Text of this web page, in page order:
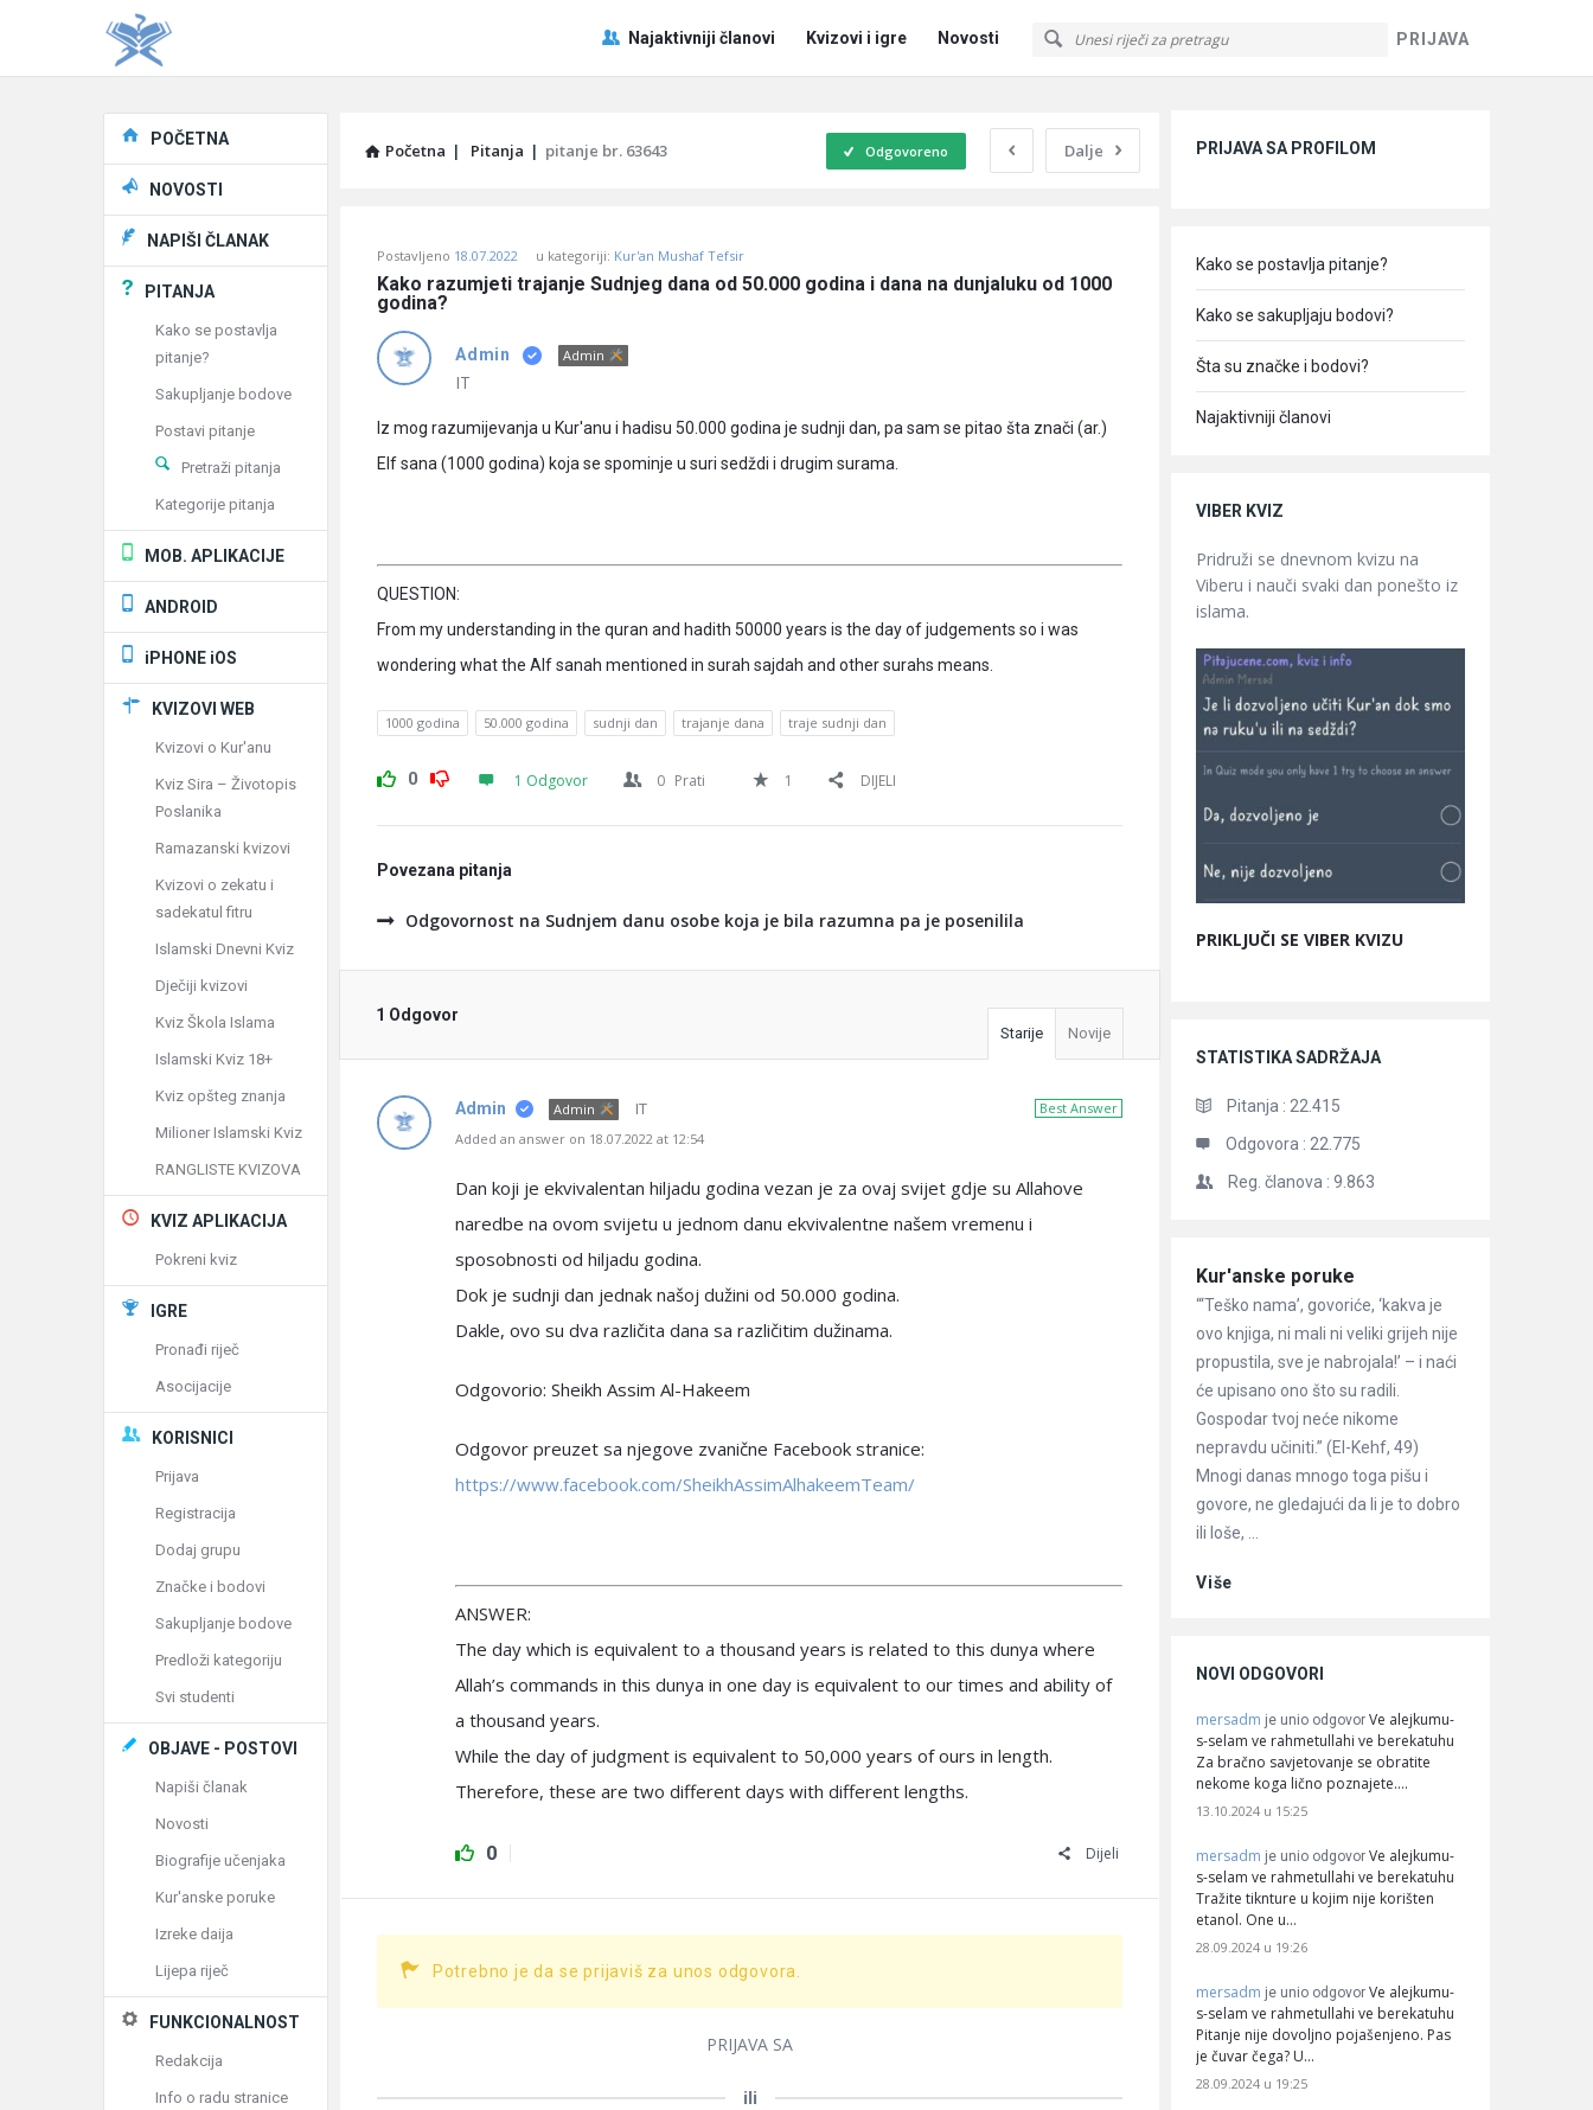
PRIJAVA
Pitaj
Učene
Navigacija
Najaktivniji članovi Kvizovi i igre Novosti
Početna | Pitanja | pitanje br. 63643 Dalje
Odgovoreno
Učene
Latest
Pitanja
Postavljeno 18.07.2022 u kategoriji: Kur'an Mushaf Tefsir
Kako razumjeti trajanje Sudnjeg dana od 50.000 godina i dana na dunjaluku od 1000
godina?
Admin Admin
IT
Iz mog razumijevanja u Kur'anu i hadisu 50.000 godina je sudnji dan, pa sam se pitao šta znači (ar.)
Elf sana (1000 godina) koja se spominje u suri sedždi i drugim surama.
QUESTION:
From my understanding in the quran and hadith 50000 years is the day of judgements so i was
wondering what the Alf sanah mentioned in surah sajdah and other surahs means.
1000 godina 50.000 godina sudnji dan trajanje dana traje sudnji dan
0 1 Odgovor 0 Prati 1 DIJELI
Povezana pitanja
Odgovornost na Sudnjem danu osobe koja je bila razumna pa je posenilila
1 Odgovor
Starije Novije
Best Answer
Admin Admin IT
Added an answer on 18.07.2022 at 12:54
Dan koji je ekvivalentan hiljadu godina vezan je za ovaj svijet gdje su Allahove
naredbe na ovom svijetu u jednom danu ekvivalentne našem vremenu i
sposobnosti od hiljadu godina.
Dok je sudnji dan jednak našoj dužini od 50.000 godina.
Dakle, ovo su dva različita dana sa različitim dužinama.
Odgovorio: Sheikh Assim Al-Hakeem
Odgovor preuzet sa njegove zvanične Facebook stranice:
https://www.facebook.com/SheikhAssimAlhakeemTeam/
ANSWER:
The day which is equivalent to a thousand years is related to this dunya where
Allah’s commands in this dunya in one day is equivalent to our times and ability of
a thousand years.
While the day of judgment is equivalent to 50,000 years of ours in length.
Therefore, these are two different days with different lengths.
0 Dijeli
Potrebno je da se prijaviš za unos odgovora.
PRIJAVA SA
ili
PRIJAVA SA PROFILOM
Kako se postavlja pitanje?
Kako se sakupljaju bodovi?
Šta su značke i bodovi?
Najaktivniji članovi
VIBER KVIZ
Pridruži se dnevnom kvizu na
Viberu i nauči svaki dan ponešto iz
islama.
PRIKLJUČI SE VIBER KVIZU
STATISTIKA SADRŽAJA
Pitanja : 22.415
Odgovora : 22.775
Reg. članova : 9.863
Članci
Kur'anske poruke
“‘Teško nama’, govoriće, ‘kakva je
ovo knjiga, ni mali ni veliki grijeh nije
propustila, sve je nabrojala!’ – i naći
će upisano ono što su radili.
Gospodar tvoj neće nikome
nepravdu učiniti.” (El-Kehf, 49)
Mnogi danas mnogo toga pišu i
govore, ne gledajući da li je to dobro
ili loše, ...
Više
NOVI ODGOVORI
mersadm je unio odgovor Ve alejkumu-
s-selam ve rahmetullahi ve berekatuhu
Za bračno savjetovanje se obratite
nekome koga lično poznajete.…
13.10.2024 u 15:25
mersadm je unio odgovor Ve alejkumu-
s-selam ve rahmetullahi ve berekatuhu
Tražite tiknture u kojim nije korišten
etanol. One u…
28.09.2024 u 19:26
mersadm je unio odgovor Ve alejkumu-
s-selam ve rahmetullahi ve berekatuhu
Pitanje nije dovoljno pojašenjeno. Pas
je čuvar čega? U…
28.09.2024 u 19:25
Explore
POČETNA
NOVOSTI
NAPIŠI ČLANAK
PITANJA
Kako se postavlja
pitanje?
Sakupljanje bodove
Postavi pitanje
Pretraži pitanja
Kategorije pitanja
MOB. APLIKACIJE
ANDROID
iPHONE iOS
KVIZOVI WEB
Kvizovi o Kur'anu
Kviz Sira – Životopis
Poslanika
Ramazanski kvizovi
Kvizovi o zekatu i
sadekatul fitru
Islamski Dnevni Kviz
Dječiji kvizovi
Kviz Škola Islama
Islamski Kviz 18+
Kviz opšteg znanja
Milioner Islamski Kviz
RANGLISTE KVIZOVA
KVIZ APLIKACIJA
Pokreni kviz
IGRE
Pronađi riječ
Asocijacije
KORISNICI
Prijava
Registracija
Dodaj grupu
Značke i bodovi
Sakupljanje bodove
Predloži kategoriju
Svi studenti
OBJAVE - POSTOVI
Napiši članak
Novosti
Biografije učenjaka
Kur'anske poruke
Izreke daija
Lijepa riječ
FUNKCIONALNOST
Redakcija
Info o radu stranice